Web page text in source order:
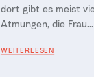
dort gibt es meist
Atmungen, die Frau...
WEITERLESEN